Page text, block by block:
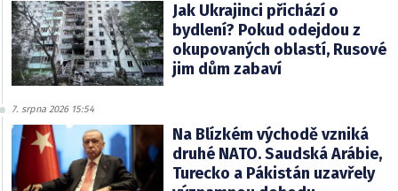
Jak Ukrajinci přichází o
bydlení? Pokud odejdou z
okupovaných oblastí, Rusové
jim dům zabaví
7. srpna 2026 15:54
Na Blízkém východě vzniká
druhé NATO. Saudská Arábie,
Turecko a Pákistán uzavřely